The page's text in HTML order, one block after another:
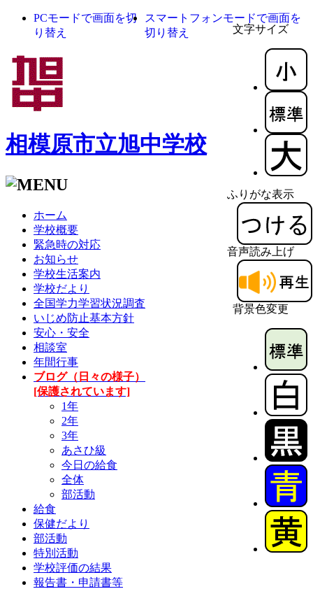
文字サイズ
ふりがな表示
音声読み上げ
背景色変更
PCモードで画面を切
り替え
スマートフォンモードで画面を
切り替え
相模原市立旭中学校
ホーム
学校概要
緊急時の対応
お知らせ
学校生活案内
学校だより
全国学力学習状況調査
いじめ防止基本方針
安心・安全
相談室
年間行事
ブログ（日々の様子）
[保護されています]
1年
2年
3年
あさひ級
今日の給食
全体
部活動
給食
保健だより
部活動
特別活動
学校評価の結果
報告書・申請書等